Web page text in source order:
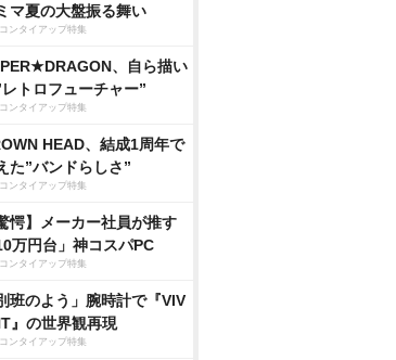
マ夏の大盤振る舞い
ンタイアップ特集
、自ら描い
トロフューチャー”
ンタイアップ特集
HEAD、結成1周年で
た”バンドらしさ”
ンタイアップ特集
愕】メーカー社員が推す
万円台」神コスパPC
ンタイアップ特集
班のよう」腕時計で『VIV
』の世界観再現
ンタイアップ特集